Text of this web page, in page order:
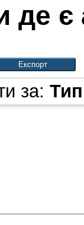
де
за: